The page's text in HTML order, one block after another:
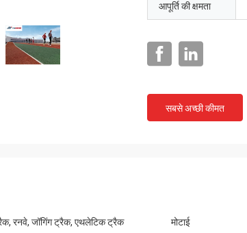
आपूर्ति की क्षमता
सबसे अच्छी कीमत
रनवे, जॉगिंग ट्रैक, एथलेटिक ट्रैक मोटाई